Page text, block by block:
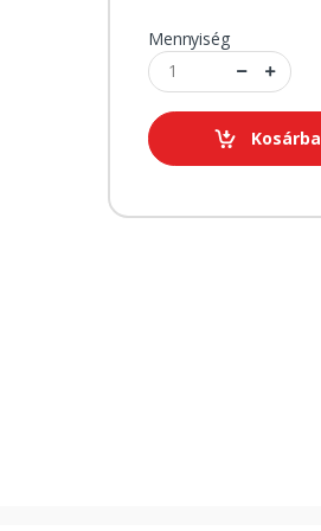
Mennyiség
Kosárba